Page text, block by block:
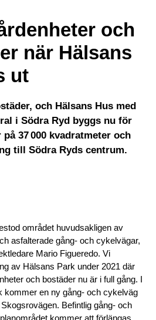
och
när Hälsans
ut
och Hälsans Hus med
i Södra Ryd byggs nu för
37 000 kvadratmeter och
till Södra Ryds centrum.
området huvudsakligen av
asfalterade gång- och cykelvägar,
Mario Figueredo. Vi
av Hälsans Park under 2021 där
och bostäder nu är i full gång. I
kommer en ny gång- och cykelväg
Befintlig gång- och
kommer att förlängas